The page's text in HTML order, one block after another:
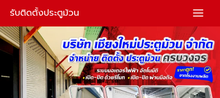
Skip
content
รับติดตั้งประตูม้วน